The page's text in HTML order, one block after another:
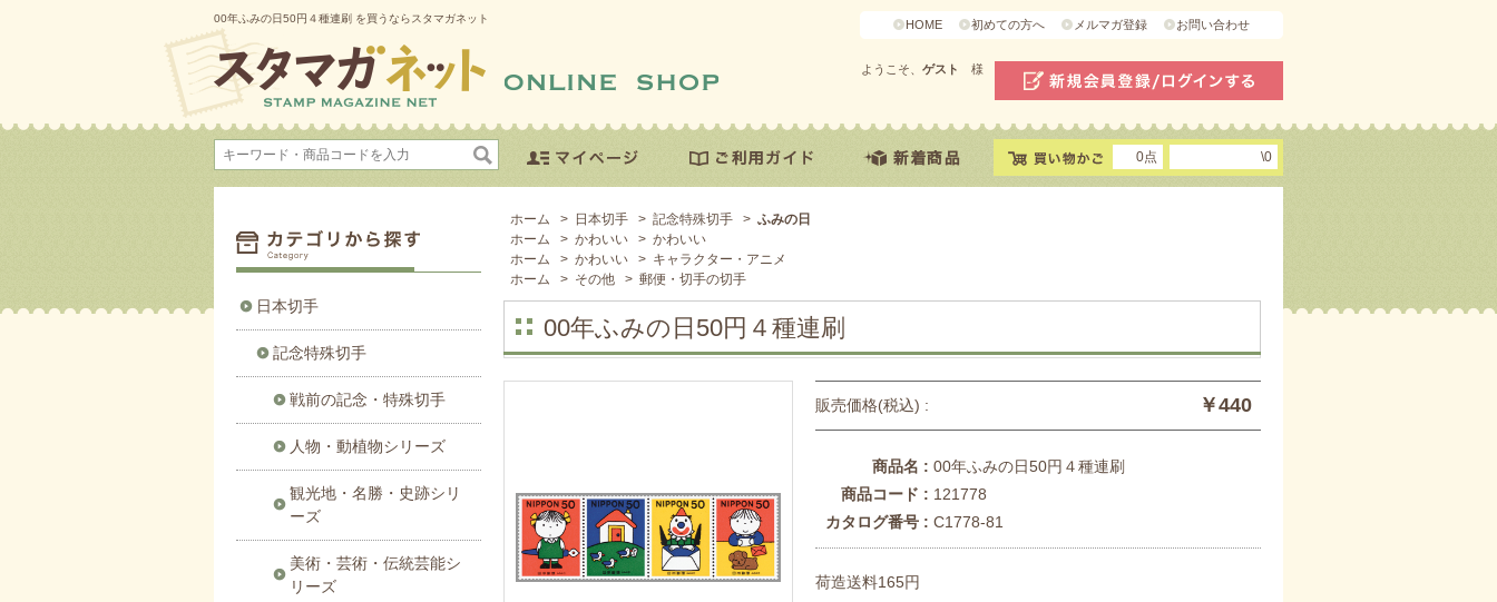
00年ふみの日50円４種連刷 を買うならスタマガネット HOME 初めての方へ メルマガ登録 お問い合わせ
ようこそ、 ゲスト 様
0点 \0
ホーム > 日本切手 > 記念特殊切手 > ふみの日
ホーム
> かわいい > かわいい
ホーム
> かわいい > キャラクター・アニメ
ホーム
> その他 > 郵便・切手の切手
00年ふみの日50円４種連刷
販売価格(税込) : ￥440
商品名 : 00年ふみの日50円４種連刷
商品コード : 121778
カタログ番号 : C1778-81
荷造送料165円
日本切手
記念特殊切手
戦前の記念・特殊切手
人物・動植物シリーズ
観光地・名勝・史跡シリ
ーズ
美術・芸術・伝統芸能シ
リーズ